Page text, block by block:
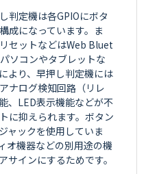
判定機は各GPIOにボタ
成になっています。ま
セットなどはWeb Bluet
ソコンやタブレットな
より、早押し判定機には
ナログ検知回路（リレ
、LED表示機能などが不
に抑えられます。ボタン
ャックを使用していま
オ機器などの別用途の機
サインにするためです。